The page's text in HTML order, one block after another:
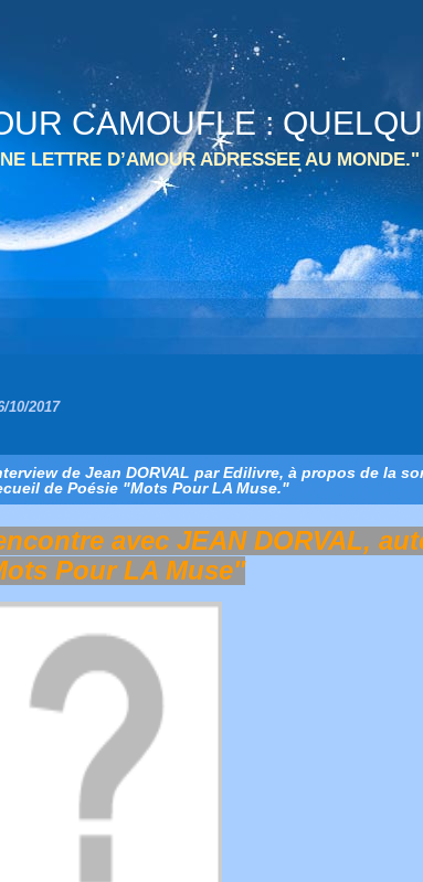
CAMOUFLE :
LETTRE D’AMOUR ADRESSEE AU
10/2017
de Jean DORVAL par Edilivre, à propos de la
de Poésie "Mots Pour LA Muse."
avec JEAN DORVAL,
Pour LA Muse"